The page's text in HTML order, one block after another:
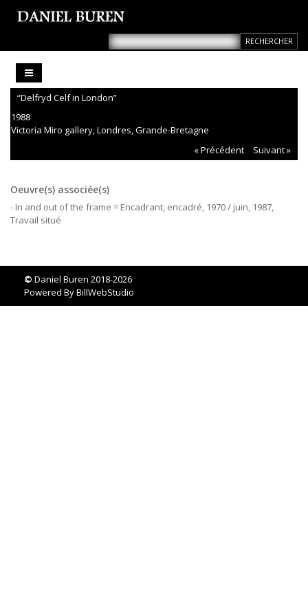
“Delfryd Celf in London”
1988
Victoria Miro gallery, Londres, Grande-Bretagne
« Précédent
Suivant »
Oeuvre(s) associée(s)
- In and out of the frame = Encadrant, encadré, 1970 / juin, 1987,
Travail situé
© Daniel Buren 2018-2026
Powered ByBillWebStudio